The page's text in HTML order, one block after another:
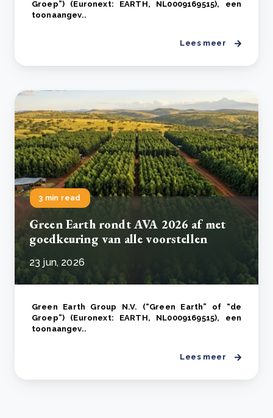
Groep”) (Euronext: EARTH, NL0009169515), een
toonaangev..
Lees meer
3 min read
Green Earth rondt AVA 2026 af met
goedkeuring van alle voorstellen
23 jun, 2026
Green Earth Group N.V. (“Green Earth” of “de
Groep”) (Euronext: EARTH, NL0009169515), een
toonaangev..
Lees meer